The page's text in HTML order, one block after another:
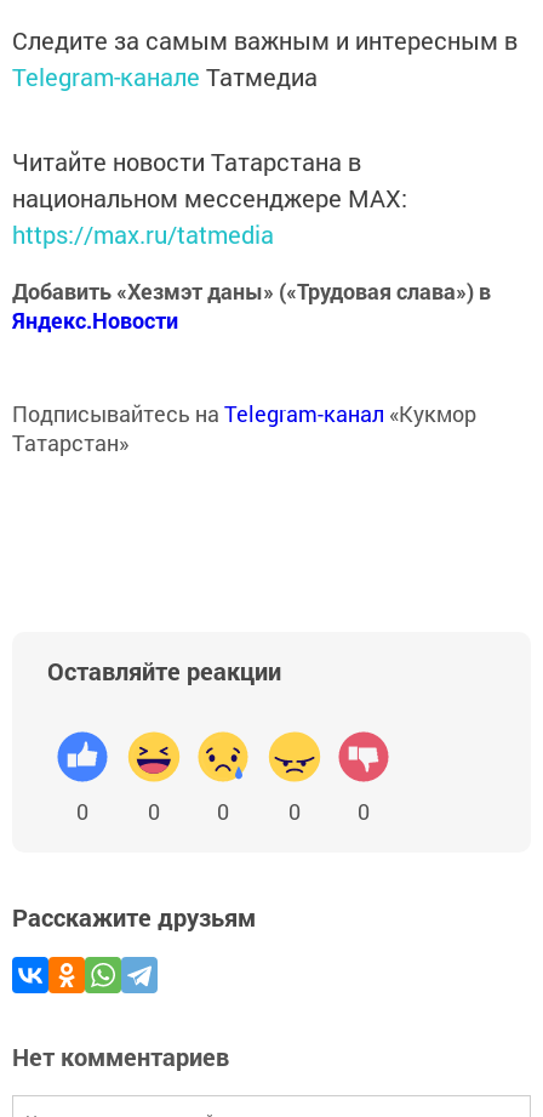
Следите за самым важным и интересным в
Telegram-канале Татмедиа
Читайте новости Татарстана в
национальном мессенджере MАХ:
https://max.ru/tatmedia
Добавить «Хезмэт даны» («Трудовая слава») в
Яндекс.Новости
Подписывайтесь на Telegram-канал «Кукмор
Татарстан»
Оставляйте реакции
0 0 0 0 0
Расскажите друзьям
Нет комментариев